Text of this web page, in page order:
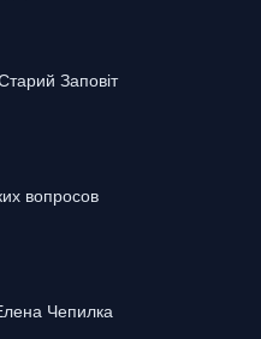
Заповіт
вопросов
Чепилка